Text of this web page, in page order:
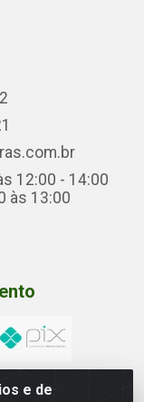
e de
12:00 - 14:00
às 13:00